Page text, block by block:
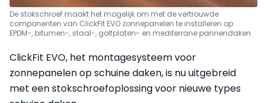
De stokschroef maakt het mogelijk om met de vertrouwde
componenten van ClickFit EVO zonnepanelen te installeren op
EPDM-, bitumen-, staal-, golfplaten- en mediterrane pannendaken
ClickFit EVO, het montagesysteem voor
zonnepanelen op schuine daken, is nu uitgebreid
met een stokschroefoplossing voor nieuwe types